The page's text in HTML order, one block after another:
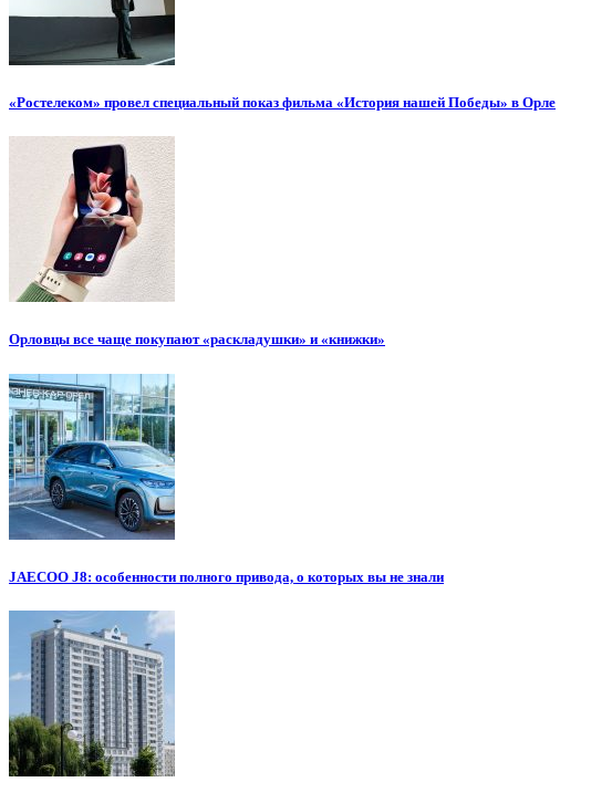
«Ростелеком» провел специальный показ фильма «История нашей Победы» в Орле
Орловцы все чаще покупают «раскладушки» и «книжки»
JAECOO J8: особенности полного привода, о которых вы не знали